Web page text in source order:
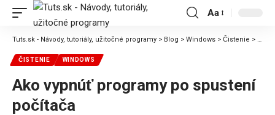
Font
Resizer
Aa
Tuts.sk - Návody, tutoriály, užitočné programy > Blog > Windows > Čistenie > Ako
ČISTENIE WINDOWS
Ako vypnúť programy po spustení
počítača